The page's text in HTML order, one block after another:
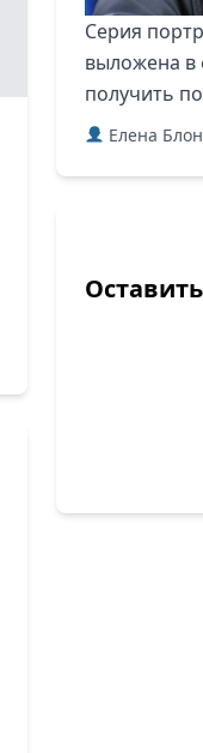
Серия
выложена в
получить
Елена